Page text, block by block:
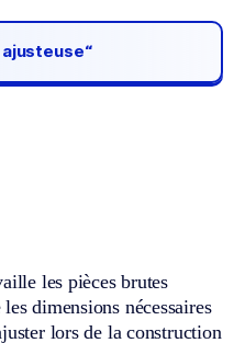
les pièces brutes
dimensions nécessaires
lors de la construction